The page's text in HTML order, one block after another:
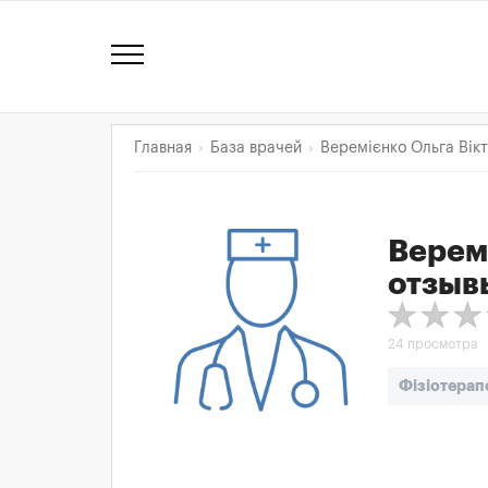
Главная База врачей Веремієнко Ольга
24 просмотра